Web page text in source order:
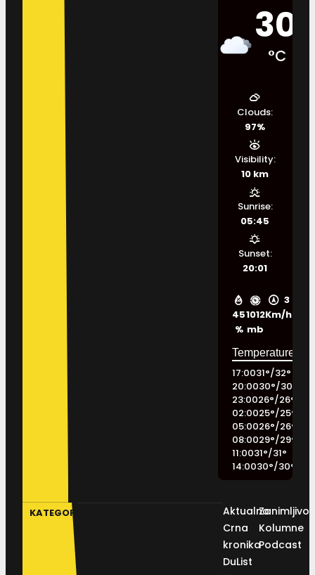
30
°C
45
%
1012
mb
3
Km/h
Clouds:
97%
Visibility:
10 km
Sunrise:
05:45
Sunset:
20:01
17:0031°/32°
20:0030°/30
23:0026°/26°
02:0025°/25°
05:0026°/26°
08:0029°/29°
11:0031°/31°
14:0030°/30°
KATEGORIJE
Aktualno
Crna
kronika
DuList
Kolumne
Podcast